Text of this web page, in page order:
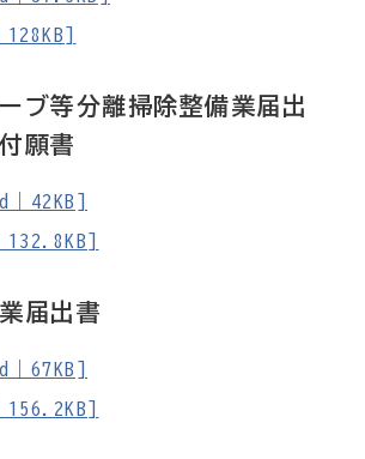
128KB]
ブ等分離掃除整備業届出
願書
｜42KB]
132.8KB]
届出書
｜67KB]
156.2KB]